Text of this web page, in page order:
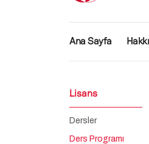
Main
Ana Sayfa
Lisans
Dersler
Ders Programı